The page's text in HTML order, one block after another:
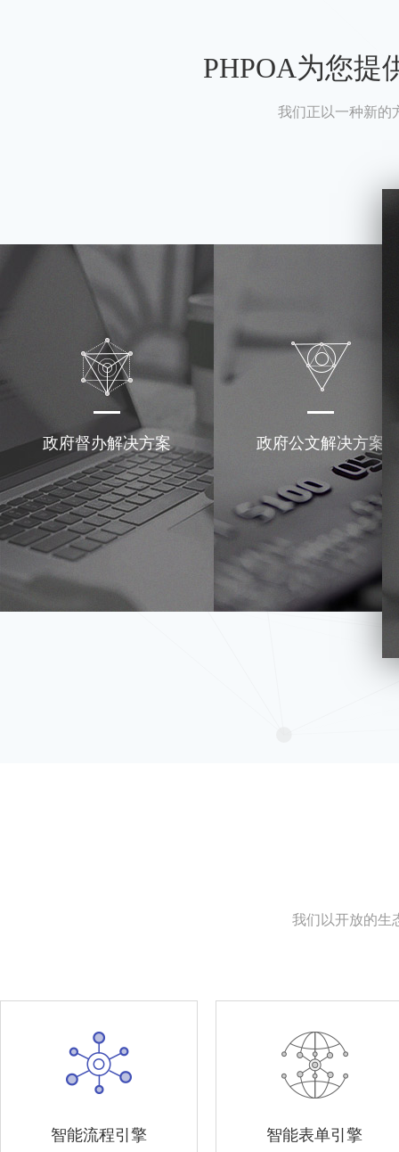
PHPOA为您提
我们正以一种新的
政府督办解决方案 政府公文解决方案
我们以开放的生
智能流程引擎 智能表单引擎